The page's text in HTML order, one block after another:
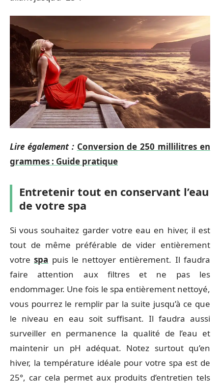
Lire également : Conversion de 250 millilitres en
grammes : Guide pratique
Entretenir tout en conservant l’eau
de votre spa
Si vous souhaitez garder votre eau en hiver, il est
tout de même préférable de vider entièrement
votrespa puis le nettoyer entièrement. Il faudra
faire attention aux filtres et ne pas les
endommager. Une fois le spa entièrement nettoyé,
vous pourrez le remplir par la suite jusqu’à ce que
le niveau en eau soit suffisant. Il faudra aussi
surveiller en permanence la qualité de l’eau et
maintenir un pH adéquat. Notez surtout qu’en
hiver, la température idéale pour votre spa est de
25°, car cela permet aux produits d’entretien tels